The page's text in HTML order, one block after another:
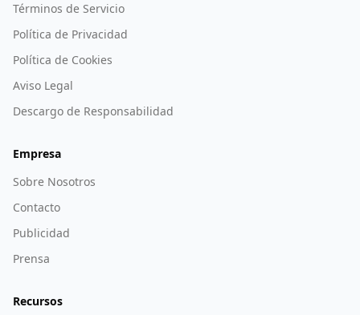
Términos de Servicio
Política de Privacidad
Política de Cookies
Aviso Legal
Descargo de Responsabilidad
Empresa
Sobre Nosotros
Contacto
Publicidad
Prensa
Recursos